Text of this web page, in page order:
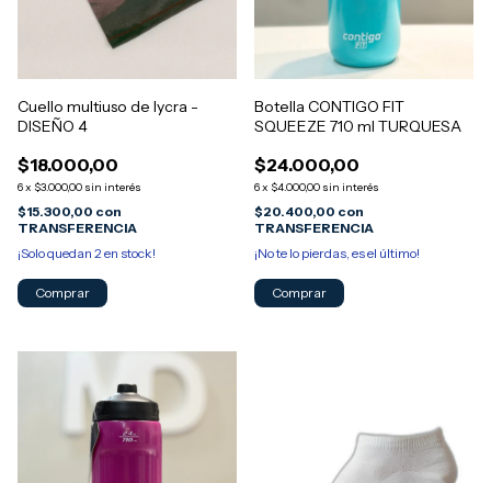
Cuello multiuso de lycra -
DISEÑO 4
$18.000,00
6x $3.000,00 sin interés
$15.300,00 con
TRANSFERENCIA
¡Solo quedan 2 en stock!
Botella CONTIGO FIT
SQUEEZE 710 ml TURQUESA
$24.000,00
6x $4.000,00 sin interés
$20.400,00 con
TRANSFERENCIA
¡No te lo pierdas, es el último!